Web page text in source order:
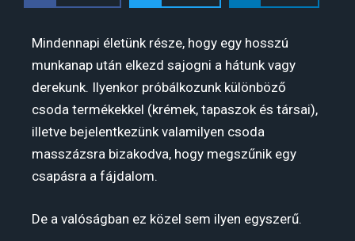
Mindennapi életünk része, hogy egy hosszú
munkanap után elkezd sajogni a hátunk vagy
derekunk. Ilyenkor próbálkozunk különböző
csoda termékekkel (krémek, tapaszok és társai),
illetve bejelentkezünk valamilyen csoda
masszázsra bizakodva, hogy megszűnik egy
csapásra a fájdalom.
De a valóságban ez közel sem ilyen egyszerű.